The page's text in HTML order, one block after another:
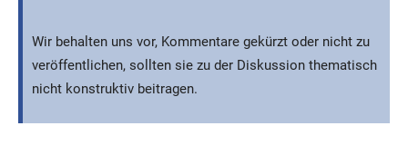
Wir behalten uns vor, Kommentare gekürzt oder nicht zu
veröffentlichen, sollten sie zu der Diskussion thematisch
nicht konstruktiv beitragen.